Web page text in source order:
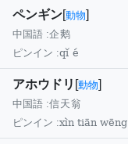
ペンギン[動物]
中国語 :企鹅
ピンイン :qǐ é
アホウドリ [動物]
中国語 :信天翁
ピンイン :xìn tiān wēng